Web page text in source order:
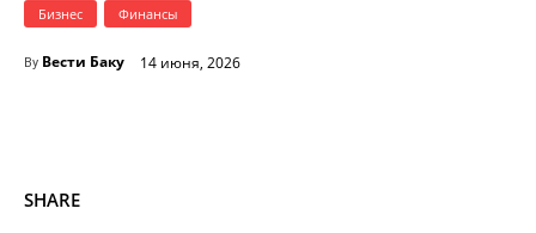
Бизнес Финансы
By Вести Баку 14 июня, 2026
SHARE